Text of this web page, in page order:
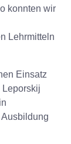
konnten wir
Lehrmitteln
Einsatz